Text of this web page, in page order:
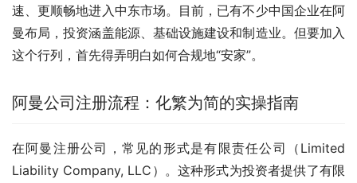
速、更顺畅地进入中东市场。目前，已有不少中国企业在阿
曼布局，投资涵盖能源、基础设施建设和制造业。但要加入
这个行列，首先得弄明白如何合规地“安家”。
阿曼公司注册流程：化繁为简的实操指南
在阿曼注册公司，常见的形式是有限责任公司（Limited
Liability Company, LLC）。这种形式为投资者提供了有限